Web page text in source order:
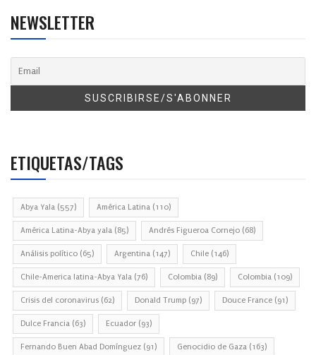
NEWSLETTER
ETIQUETAS/TAGS
Abya Yala (557) América Latina (110)
América Latina-Abya yala (85) Andrés Figueroa Cornejo (68)
Análisis político (65) Argentina (147) Chile (146)
Chile-America latina-Abya Yala (76) Colombia (89) Colombia (109)
Crisis del coronavirus (62) Donald Trump (97) Douce France (91)
Dulce Francia (63) Ecuador (93)
Fernando Buen Abad Domínguez (91) Genocidio de Gaza (163)